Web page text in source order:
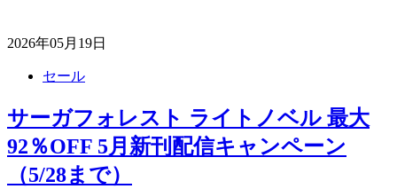
2026年05月19日
セール
サーガフォレスト ライトノベル 最大
92％OFF 5月新刊配信キャンペーン
（5/28まで）